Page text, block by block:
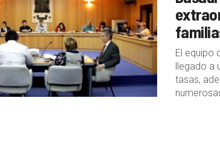
El equipo
llegado a
tasas,